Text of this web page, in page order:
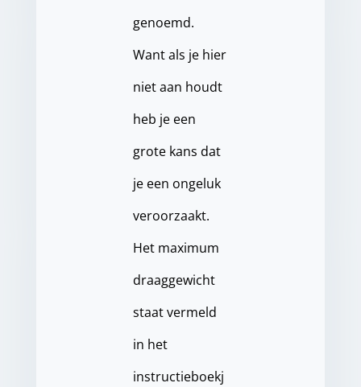
genoemd.
Want als je hier
niet aan houdt
heb je een
grote kans dat
je een ongeluk
veroorzaakt.
Het maximum
draaggewicht
staat vermeld
in het
instructieboekj